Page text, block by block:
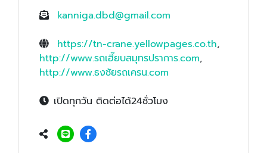
kanniga.dbd@gmail.com
https://tn-crane.yellowpages.co.th,
http://www.รถเฮี๊ยบสมุทรปราการ.com,
http://www.ธงชัยรถเครน.com
เปิดทุกวัน ติดต่อได้24ชั่วโมง